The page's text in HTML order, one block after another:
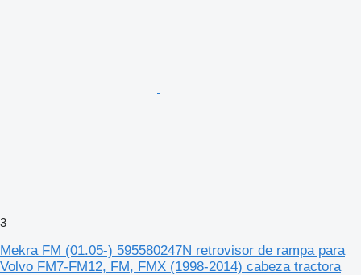
3
Mekra FM (01.05-) 595580247N retrovisor de rampa para
Volvo FM7-FM12, FM, FMX (1998-2014) cabeza tractora